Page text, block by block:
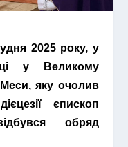
2025 року, у
у Великому
яку очолив
єпископ
обряд